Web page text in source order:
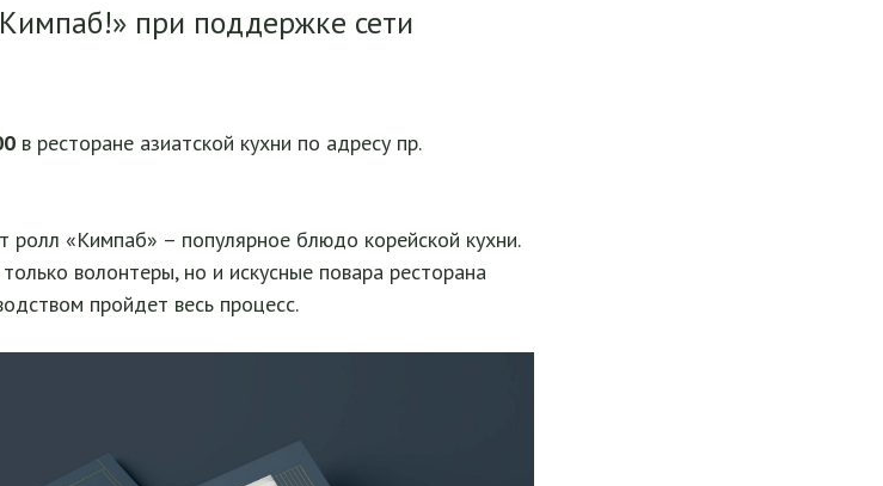
при поддержке сети
в ресторане азиатской кухни по адресу пр.
ролл «Кимпаб» – популярное блюдо корейской кухни.
волонтеры, но и искусные повара ресторана
пройдет весь процесс.